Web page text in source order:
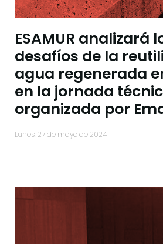
ESAMUR analizará
desafíos de la
agua regenerada
en la jornada
organizada por
lunes, 27 de mayo de 2024